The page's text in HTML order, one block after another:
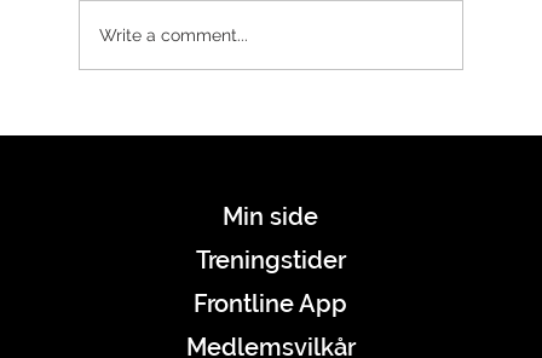
Write a comment...
Min side
Treningstider
Frontline App
Medlemsvilkår